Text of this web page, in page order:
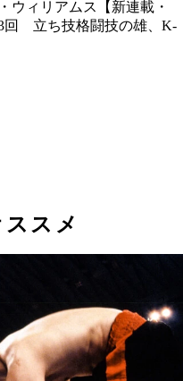
ウィリアムス【新連載・
回 立ち技格闘技の雄、K-
スメ